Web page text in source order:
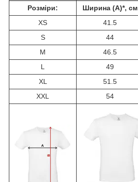
Розміри: Ширина (A)*, см
XS
41.5
S
44
M
46.5
L
49
XL
51.5
XXL
54